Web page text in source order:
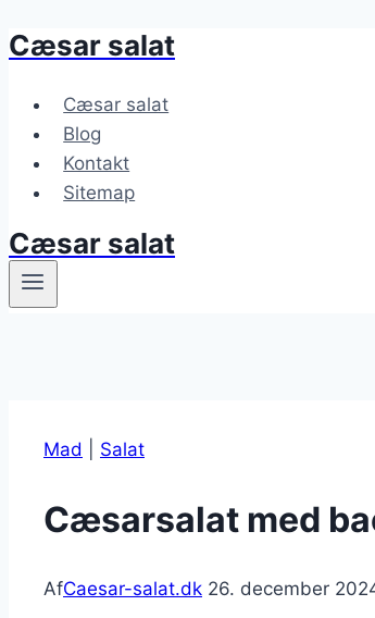
Fortsæt
indhold
Cæsar salat
Cæsar salat
Blog
Kontakt
Sitemap
Cæsar salat
Mad Salat
Cæsarsalat med
AfCaesar-salat.dk 26. december